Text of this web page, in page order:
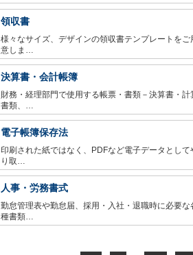
領収書
様々なサイズ、デザインの領収書テンプレートをご
意しま…
決算書・会計帳簿
財務・経理部門で使用する帳票・書類－決算書・計
書類、…
電子帳簿保存法
印刷された紙ではなく、PDFなど電子データとして
り取…
人事・労務書式
勤怠管理表や勤怠届、採用・入社・退職時に必要な
種書類…